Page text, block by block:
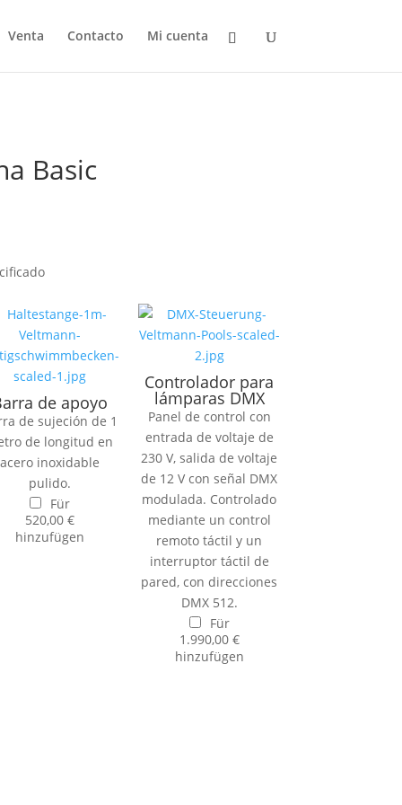
Venta Contacto Mi cuenta
Basic
de apoyo
de sujeción de 1
de longitud en
acero inoxidable
pulido.
Für
520,00 €
hinzufügen
Controlador para
lámparas DMX
Panel de control con
entrada de voltaje de
230 V, salida de voltaje
de 12 V con señal DMX
modulada. Controlado
mediante un control
remoto táctil y un
interruptor táctil de
pared, con direcciones
DMX 512.
Für
1.990,00 €
hinzufügen